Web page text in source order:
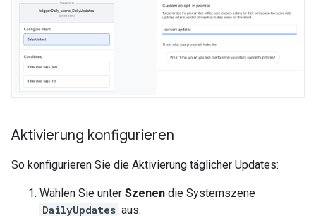
Aktivierung konfigurieren
So konfigurieren Sie die Aktivierung täglicher Updates:
Wählen Sie unter Szenen die Systemszene
DailyUpdates aus.